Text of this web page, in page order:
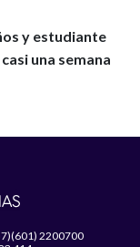
y estudiante
una semana
2200700